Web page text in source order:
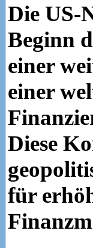
Die US-
Beginn
einer
einer
Diese
für